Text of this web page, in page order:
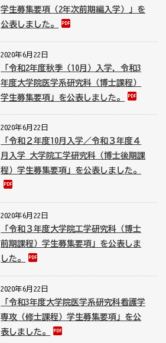
学生募集要項（2年次前期編入学）」を
公表しました。
2020年6月22日
「令和2年度秋季（10月）入学，令和3
年度大学院医学系研究科（博士課程）
学生募集要項」を公表しました。
2020年6月22日
「令和２年度10月入学／令和３年度４
月入学 大学院工学研究科（博士後期課
程）学生募集要項」を公表しました。
2020年6月22日
「令和３年度大学院工学研究科（博士
前期課程）学生募集要項」を公表しま
した。
2020年6月22日
「令和3年度大学院医学系研究科看護学
専攻（修士課程）学生募集要項」を公
表しました。